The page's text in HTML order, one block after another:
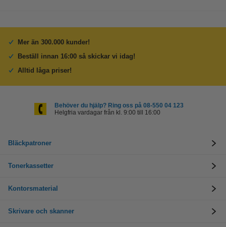
Mer än 300.000 kunder!
Beställ innan 16:00 så skickar vi idag!
Alltid låga priser!
Behöver du hjälp? Ring oss på 08-550 04 123
Helgfria vardagar från kl. 9:00 till 16:00
Bläckpatroner
Tonerkassetter
Kontorsmaterial
Skrivare och skanner